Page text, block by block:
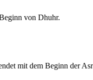
von Dhuhr.
mit dem Beginn der